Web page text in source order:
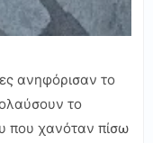
ανηφόρισαν το
το
που χανόταν πίσω